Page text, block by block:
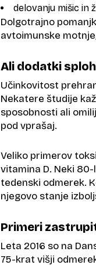
delovanju mišic in
Dolgotrajno
avtoimunske
Ali dodatki
Učinkovitost
Nekatere študije
sposobnosti ali
pod vprašaj.
Veliko primerov
vitamina D. Neki
tedenski odmerek.
njegovo stanje
Primeri
Leta 2016 so na
75-krat višji